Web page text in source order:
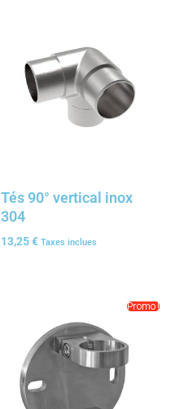
Tés 90° vertical inox
304
13,25€ Taxes inclues
Promo !